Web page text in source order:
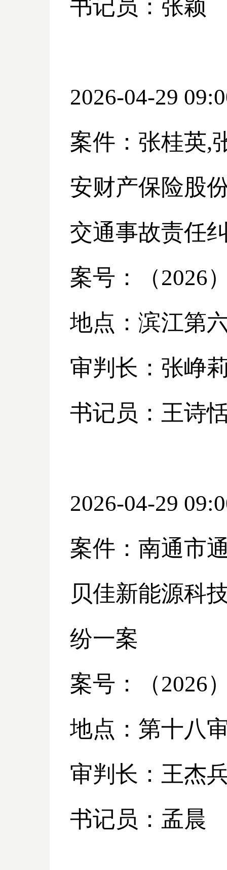
书记员：张颖
2026-04-29
案件：张桂英,
安财产保险股
交通事故责任
案号：（2026
地点：滨江第
审判长：张峥
书记员：王诗
2026-04-29
案件：南通市
贝佳新能源科
纷一案
案号：（2026
地点：第十八
审判长：王杰
书记员：孟晨